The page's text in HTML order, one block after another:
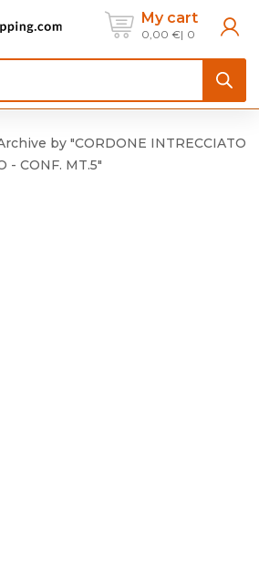
My cart
0,00 € 0
by "CORDONE INTRECCIATO
- CONF. MT.5"